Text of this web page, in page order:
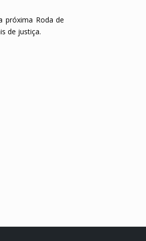
próxima Roda de
de justiça.